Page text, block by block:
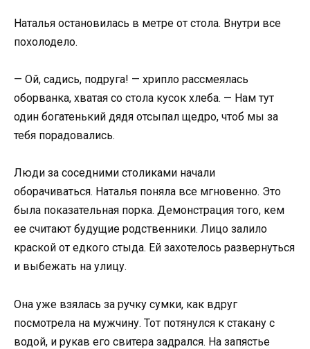
Наталья остановилась в метре от стола. Внутри все
похолодело.
— Ой, садись, подруга! — хрипло рассмеялась
оборванка, хватая со стола кусок хлеба. — Нам тут
один богатенький дядя отсыпал щедро, чтоб мы за
тебя порадовались.
Люди за соседними столиками начали
оборачиваться. Наталья поняла все мгновенно. Это
была показательная порка. Демонстрация того, кем
ее считают будущие родственники. Лицо залило
краской от едкого стыда. Ей захотелось развернуться
и выбежать на улицу.
Она уже взялась за ручку сумки, как вдруг
посмотрела на мужчину. Тот потянулся к стакану с
водой, и рукав его свитера задрался. На запястье